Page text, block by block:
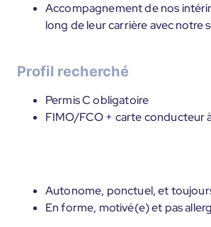
Accompagnement de nos
long de leur carrière avec notre
Profil recherché
Permis C obligatoire
FIMO/FCO + carte conducteur
Autonome, ponctuel, et
En forme, motivé(e) et pas